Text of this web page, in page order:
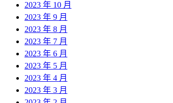
2023 年 10 月
2023 年 9 月
2023 年 8 月
2023 年 7 月
2023 年 6 月
2023 年 5 月
2023 年 4 月
2023 年 3 月